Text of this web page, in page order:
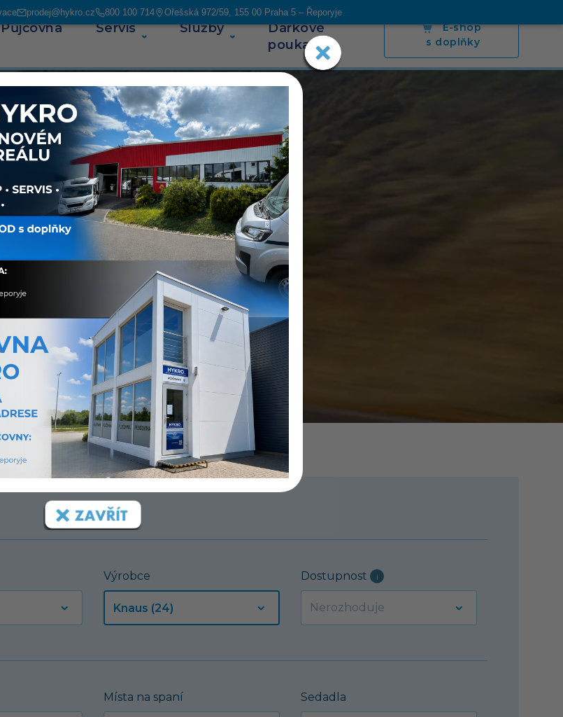
prodej@hykro.cz 800 100 714 Ořešská 972/59, 155 00 Praha 5 – Řeporyje
Blog Napsali o nás Poradíme Kontakt
Půjčovna Servis Služby
Dárkové
poukazy
E-shop
s doplňky
Výrobce Dostupnost i
Místa na spaní Sedadla